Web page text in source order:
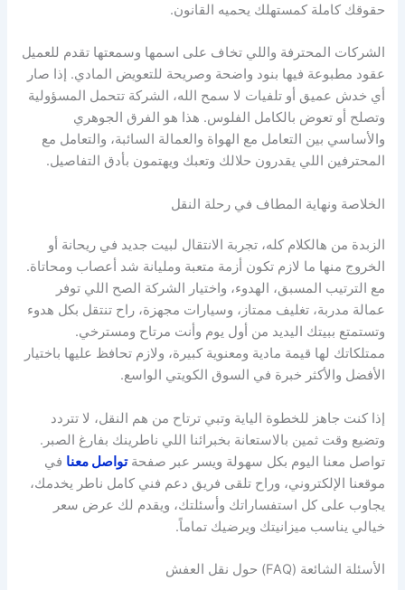
حقوقك كاملة كمستهلك يحميه القانون.
الشركات المحترفة واللي تخاف على اسمها وسمعتها تقدم للعميل
عقود مطبوعة فيها بنود واضحة وصريحة للتعويض المادي. إذا صار
أي خدش عميق أو تلفيات لا سمح الله، الشركة تتحمل المسؤولية
وتصلح أو تعوض بالكامل الفلوس. هذا هو الفرق الجوهري
والأساسي بين التعامل مع الهواة والعمالة السائبة، والتعامل مع
المحترفين اللي يقدرون حلالك وتعبك ويهتمون بأدق التفاصيل.
الخلاصة ونهاية المطاف في رحلة النقل
الزبدة من هالكلام كله، تجربة الانتقال لبيت جديد في ريحانة أو
الخروج منها ما لازم تكون أزمة متعبة ومليانة شد أعصاب ومحاتاة.
مع الترتيب المسبق، الهدوء، واختيار الشركة الصح اللي توفر
عمالة مدربة، تغليف ممتاز، وسيارات مجهزة، راح تنتقل بكل هدوء
وتستمتع ببيتك اليديد من أول يوم وأنت مرتاح ومسترخي.
ممتلكاتك لها قيمة مادية ومعنوية كبيرة، ولازم تحافظ عليها باختيار
الأفضل والأكثر خبرة في السوق الكويتي الواسع.
إذا كنت جاهز للخطوة الياية وتبي ترتاح من هم النقل، لا تتردد
وتضيع وقت ثمين بالاستعانة بخبرائنا اللي ناطرينك بفارغ الصبر.
تواصل معنا اليوم بكل سهولة ويسر عبر صفحةتواصل معنا في
موقعنا الإلكتروني، وراح تلقى فريق دعم فني كامل ناطر يخدمك،
يجاوب على كل استفساراتك وأسئلتك، ويقدم لك عرض سعر
خيالي يناسب ميزانيتك ويرضيك تماماً.
الأسئلة الشائعة (FAQ) حول نقل العفش